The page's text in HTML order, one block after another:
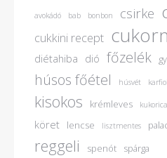
avokádó bab bonbon csirke
cukkini recept
diétahiba dió főzelék
húsos főétel húsvét karfiol
kisokos krémleves
köret lencse lisztmentes
reggeli spenót spárga